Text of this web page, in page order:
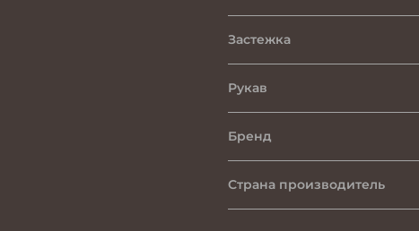
Застежка
Рукав
Бренд
Страна производитель